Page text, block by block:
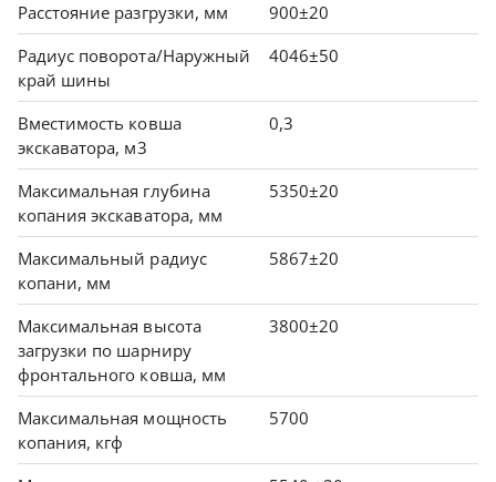
Расстояние разгрузки, мм
900±20
Радиус поворота/Наружный
край шины
4046±50
Вместимость ковша
экскаватора, м3
0,3
Максимальная глубина
копания экскаватора, мм
5350±20
Максимальный радиус
копани, мм
5867±20
Максимальная высота
загрузки по шарниру
фронтального ковша, мм
3800±20
Максимальная мощность
копания, кгф
5700